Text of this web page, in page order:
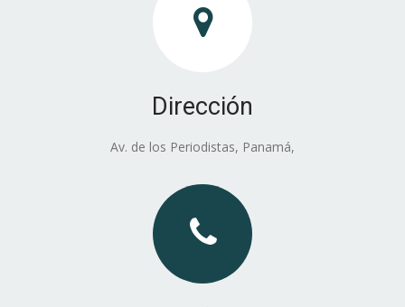
Dirección
Av. de los Periodistas, Panamá,
d